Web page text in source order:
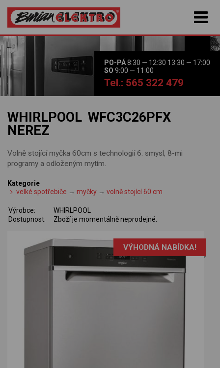
PO-PÁ8:30 — 12:30 13:30 — 17:00
SO 9:00 — 11:00
Tel.: 565 322 479
WHIRLPOOL WFC3C26PFX
NEREZ
Volně stojící myčka 60cm s technologií 6. smysl, 8-mi
programy a odloženým mytím.
Kategorie
velké spotřebiče →myčky →volně stojící 60 cm
Výrobce:
WHIRLPOOL
Dostupnost:
Zboží je momentálně neprodejné.
VÝHODNÁ NABÍDKA!